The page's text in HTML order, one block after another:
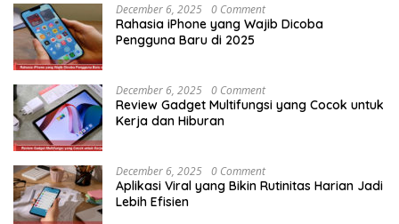
December 6, 2025 0 Comment
Rahasia iPhone yang Wajib Dicoba
Pengguna Baru di 2025
December 6, 2025 0 Comment
Review Gadget Multifungsi yang Cocok untuk
Kerja dan Hiburan
December 6, 2025 0 Comment
Aplikasi Viral yang Bikin Rutinitas Harian Jadi
Lebih Efisien